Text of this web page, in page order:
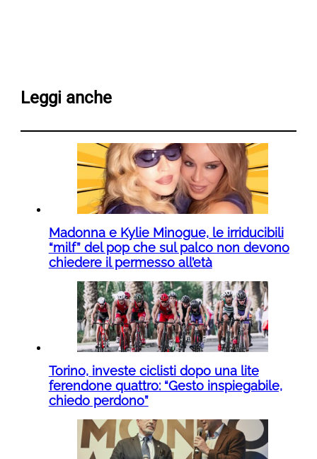
Leggi anche
Madonna e Kylie Minogue, le irriducibili
“milf” del pop che sul palco non devono
chiedere il permesso all’età
Torino, investe ciclisti dopo una lite
ferendone quattro: “Gesto inspiegabile,
chiedo perdono”